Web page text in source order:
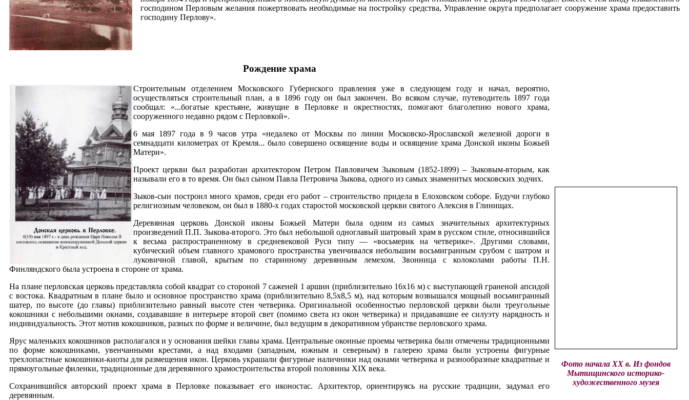
господином Перловым желания пожертвовать необходимые на постройку средства, Управление округа предполагает сооружение храма предоставить
господину Перлову».
Рождение храма
Строительным отделением Московского Губернского правления уже в следующем году и начал, вероятно,
осуществляться строительный план, а в 1896 году он был закончен. Во всяком случае, путеводитель 1897 года
сообщал: «...богатые крестьяне, живущие в Перловке и окрестностях, помогают благолепию нового храма,
сооруженного недавно рядом с Перловкой».
6 мая 1897 года в 9 часов утра «недалеко от Москвы по линии Московско-Ярославской железной дороги в
семнадцати километрах от Кремля... было совершено освящение воды и освящение храма Донской иконы Божьей
Матери».
Проект церкви был разработан архитектором Петром Павловичем Зыковым (1852-1899) – Зыковым-вторым, как
называли его в то время. Он был сыном Павла Петровича Зыкова, одного из самых знаменитых московских зодчих.
Зыков-сын построил много храмов, среди его работ – строительство придела в Елоховском соборе. Будучи глубоко
религиозным человеком, он был в 1880-х годах старостой московской церкви святого Алексия в Глинищах.
Деревянная церковь Донской иконы Божьей Матери была одним из самых значительных архитектурных
произведений П.П. Зыкова-второго. Это был небольшой одноглавый шатровый храм в русском стиле, относившийся
к весьма распространенному в средневековой Руси типу — «восьмерик на четверике». Другими словами,
кубический объем главного храмового пространства увенчивался небольшим восьмигранным срубом с шатром и
луковичной главой, крытым по старинному деревянным лемехом. Звонница с колоколами работы П.Н.
Финляндского была устроена в стороне от храма.
На плане перловская церковь представляла собой квадрат со стороной 7 саженей 1 аршин (приблизительно 16x16 м) с выступающей граненой апсидой
с востока. Квадратным в плане было и основное пространство храма (приблизительно 8,5x8,5 м), над которым возвышался мощный восьмигранный
шатер, по высоте (до главы) приблизительно равный высоте стен четверика. Оригинальной особенностью перловской церкви были треугольные
кокошники с небольшими окнами, создававшие в интерьере второй свет (помимо света из окон четверика) и придававшие ее силуэту нарядность и
индивидуальность. Этот мотив кокошников, разных по форме и величине, был ведущим в декоративном убранстве перловского храма.
Ярус маленьких кокошников располагался и у основания шейки главы храма. Центральные оконные проемы четверика были отмечены традиционными
по форме кокошниками, увенчанными крестами, а над входами (западным, южным и северным) в галерею храма были устроены фигурные
трехлопастные кокошники-киоты для размещения икон. Церковь украшали фигурные наличники над окнами четверика и разнообразные квадратные и
прямоугольные филенки, традиционные для деревянного храмостроительства второй половины XIX века.
Сохранившийся авторский проект храма в Перловке показывает его иконостас. Архитектор, ориентируясь на русские традиции, задумал его
деревянным.
Фото начала XX в. Из фондов
Мытищинского историко-
художественного музея